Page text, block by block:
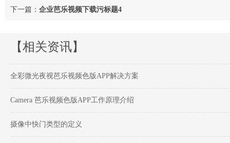
下一篇： 企业芭乐视频下载污标题4
【相关资讯】
全彩微光夜视芭乐视频色版APP解决方案
Camera 芭乐视频色版APP工作原理介绍
摄像中快门类型的定义